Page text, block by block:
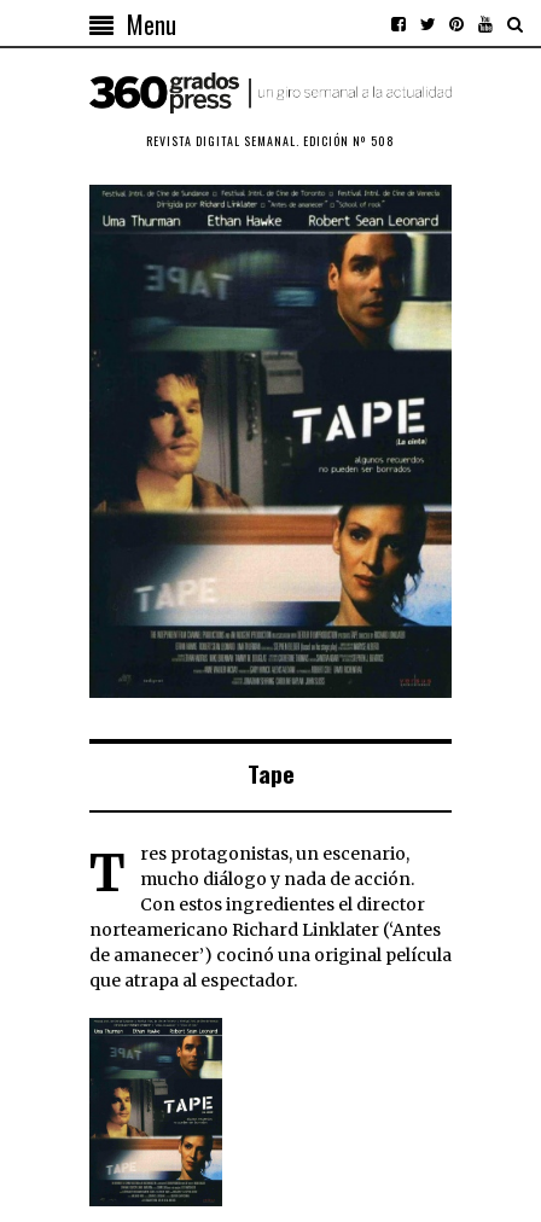
Menu
REVISTA DIGITAL SEMANAL. EDICIÓN Nº 508
Tape
Tres protagonistas, un escenario,
mucho diálogo y nada de acción.
Con estos ingredientes el director
norteamericano Richard Linklater (‘Antes
de amanecer’) cocinó una original película
que atrapa al espectador.